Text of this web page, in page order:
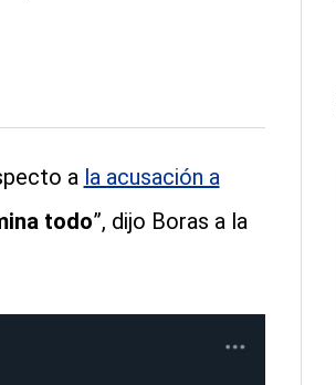
a la acusación a
todo”, dijo Boras a la